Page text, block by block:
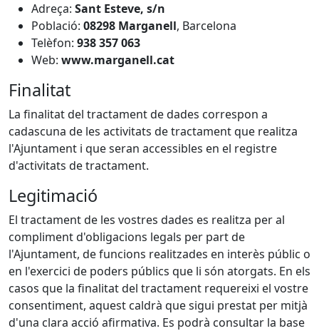
Adreça: Sant Esteve, s/n
Població: 08298 Marganell, Barcelona
Telèfon: 938 357 063
Web: www.marganell.cat
Finalitat
La finalitat del tractament de dades correspon a
cadascuna de les activitats de tractament que realitza
l'Ajuntament i que seran accessibles en el registre
d'activitats de tractament.
Legitimació
El tractament de les vostres dades es realitza per al
compliment d'obligacions legals per part de
l'Ajuntament, de funcions realitzades en interès públic o
en l'exercici de poders públics que li són atorgats. En els
casos que la finalitat del tractament requereixi el vostre
consentiment, aquest caldrà que sigui prestat per mitjà
d'una clara acció afirmativa. Es podrà consultar la base